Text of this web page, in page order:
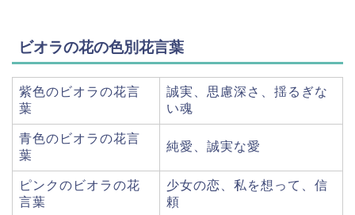
ビオラの花の色別花言葉
紫色のビオラの花言
葉
誠実、思慮深さ、揺るぎな
い魂
青色のビオラの花言
葉
純愛、誠実な愛
ピンクのビオラの花
言葉
少女の恋、私を想って、信
頼